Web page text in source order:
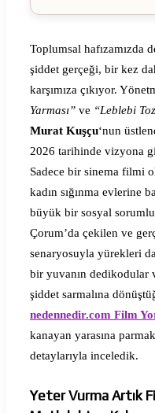
Toplumsal hafızamızda
şiddet gerçeği, bir kez
karşımıza çıkıyor.
Yarması” ve “Leblebi
Murat Kuşçu‘nun
2026 tarihinde vizyona
Sadece bir sinema filmi
kadın sığınma evlerine
büyük bir sosyal
Çorum’da çekilen ve
senaryosuyla yürekleri
bir yuvanın dedikodular
şiddet sarmalına
nedennedir.com Film
kanayan yarasına
detaylarıyla inceledik.
Yeter Vurma Artık